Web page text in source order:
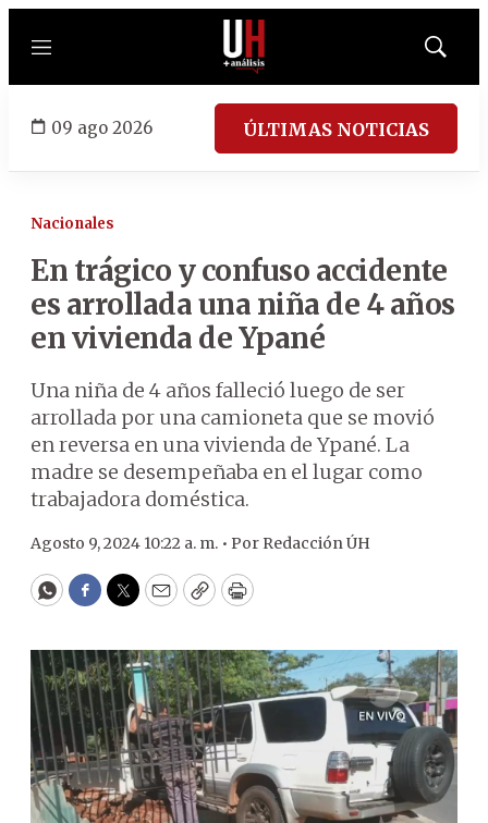
Menú
Mostrar
09 ago 2026 ÚLTIMAS NOTICIAS
Nacionales
En trágico y confuso accidente
es arrollada una niña de 4 años
en vivienda de Ypané
Una niña de 4 años falleció luego de ser
arrollada por una camioneta que se movió
en reversa en una vivienda de Ypané. La
madre se desempeñaba en el lugar como
trabajadora doméstica.
Agosto 9, 2024 10:22 a. m. • Por Redacción ÚH
WhatsApp
Facebook
Twitter
EmailCopyPrint